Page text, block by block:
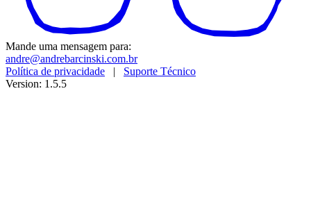
Mande uma mensagem para:
andre@andrebarcinski.com.br
Política de privacidade | Suporte Técnico
Version: 1.5.5